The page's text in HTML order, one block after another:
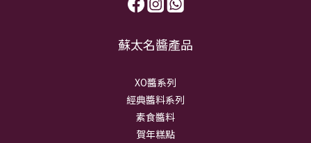
蘇太名醬產品
XO醬系列
經典醬料系列
素食醬料
賀年糕點